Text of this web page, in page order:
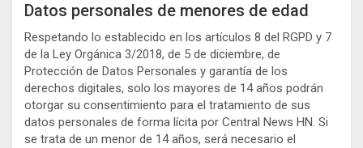
Datos personales de menores de edad
Respetando lo establecido en los artículos 8 del RGPD y 7
de la Ley Orgánica 3/2018, de 5 de diciembre, de
Protección de Datos Personales y garantía de los
derechos digitales, solo los mayores de 14 años podrán
otorgar su consentimiento para el tratamiento de sus
datos personales de forma lícita por Central News HN. Si
se trata de un menor de 14 años, será necesario el